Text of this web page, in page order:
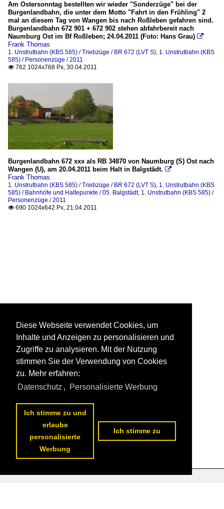
Am Ostersonntag bestellten wir wieder "Sonderzüge" bei der
Burgenlandbahn, die unter dem Motto "Fahrt in den Frühling" 2
mal an diesem Tag von Wangen bis nach Roßleben gefahren sind.
Burgenlandbahn 672 901 + 672 902 stehen abfahrbereit nach
Naumburg Ost im Bf Roßleben; 24.04.2011 (Foto: Hans Grau) 
Frank Thomas
1. Unstrutbahn (KBS 585) / Triebzüge / BR 672 (LVT S), 1. Unstrutbahn (KBS
585) / Personenzüge / 2011
 762 1024x768 Px, 30.04.2011
Burgenlandbahn 672 xxx als RB 34870 von Naumburg (S) Ost nach
Wangen (U), am 20.04.2011 beim Halt in Balgstädt. 
Frank Thomas
1. Unstrutbahn (KBS 585) / Triebzüge / BR 672 (LVT S), 1. Unstrutbahn (KBS
585) / Bahnhöfe und Haltepunkte / 05. Balgstädt, 1. Unstrutbahn (KBS 585) /
Personenzüge / 2011
 690 1024x642 Px, 21.04.2011
Diese Webseite verwendet Cookies, um
Inhalte und Anzeigen zu personalisieren und
Zugriffe zu analysieren. Mit der Nutzung
stimmen Sie der Verwendung von Cookies
zu. Mehr erfahren:
Datenschutz , Personalisierte Werbung
Ich stimme zu und
erlaube
personalisierte
Werbung
Ich stimme zu